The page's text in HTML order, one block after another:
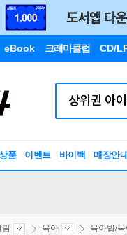
eBook 크레마클럽 CD/
품 이벤트 바이백 매장안내
육아 육아법/육